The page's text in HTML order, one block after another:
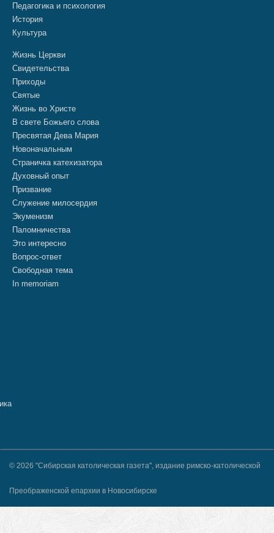
Педагогика и психология
История
Культура
Жизнь Церкви
Свидетельства
Приходы
Святые
Жизнь во Христе
В свете Божьего слова
Пресвятая Дева Мария
Новоначальным
Страничка катехизатора
Духовный опыт
Призвание
Служение милосердия
Экуменизм
Паломничества
Это интересно
Вопрос-ответ
Свободная тема
In memoriam
© 2026 "Сибирская католическая газета", издание римско-католической
Преображенской епархии в Новосибирске